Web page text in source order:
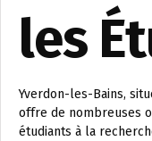
les
Yverdon-les-Bains,
offre de nombreuses
étudiants à la